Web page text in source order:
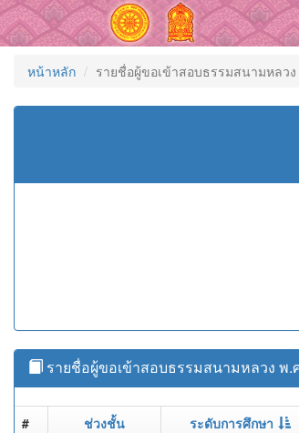
หน้าหลัก รายชื่อผู้ขอเข้าสอบธรรมสนามหลว
รายชื่อผู้ขอเข้าสอบธรรมสนามหลวง พ
# ช่วงชั้น ระดับการศึกษา